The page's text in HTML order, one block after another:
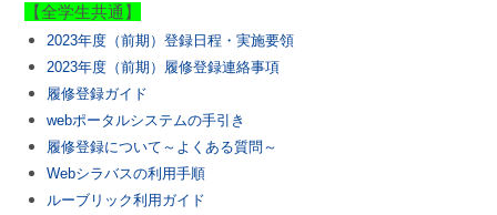
【全学生共通】
2023年度（前期）登録日程・実施要領
2023年度（前期）履修登録連絡事項
履修登録ガイド
webポータルシステムの手引き
履修登録について～よくある質問～
Webシラバスの利用手順
ルーブリック利用ガイド